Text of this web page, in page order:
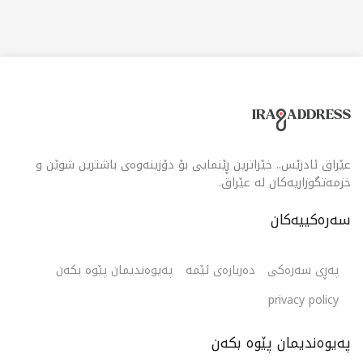
عێراق ئادرێس.. خێراترین ڕێنمایی بۆ دۆزینەوەی باشترین شوێن و
خزمەتگوزاریەکان لە عێراق.
سەرەکییەکان
پەڕی سەرەکی دەربارەی ئێمە
پەیوەندیمان پێوە بکەن
privacy policy
پەیوەندیمان پێوە بکەن